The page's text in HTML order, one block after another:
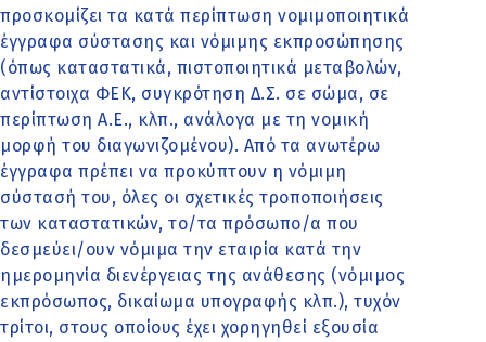
προσκομίζει τα κατά περίπτωση νομιμοποιητικά
έγγραφα σύστασης και νόμιμης εκπροσώπησης
(όπως καταστατικά, πιστοποιητικά μεταβολών,
αντίστοιχα ΦΕΚ, συγκρότηση Δ.Σ. σε σώμα, σε
περίπτωση Α.Ε., κλπ., ανάλογα με τη νομική
μορφή του διαγωνιζομένου). Από τα ανωτέρω
έγγραφα πρέπει να προκύπτουν η νόμιμη
σύστασή του, όλες οι σχετικές τροποποιήσεις
των καταστατικών, το/τα πρόσωπο/α που
δεσμεύει/ουν νόμιμα την εταιρία κατά την
ημερομηνία διενέργειας της ανάθεσης (νόμιμος
εκπρόσωπος, δικαίωμα υπογραφής κλπ.), τυχόν
τρίτοι, στους οποίους έχει χορηγηθεί εξουσία